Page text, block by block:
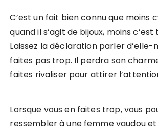
C’est un fait bien connu que moins
quand il s’agit de bijoux, moins c’est
Laissez la déclaration parler d’elle-
faites pas trop. Il perdra son
faites rivaliser pour attirer
Lorsque vous en faites trop, vous
ressembler à une femme vaudou